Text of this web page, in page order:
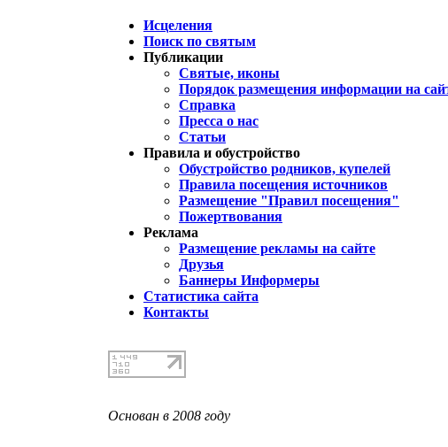
Исцеления
Поиск по святым
Публикации
Святые, иконы
Порядок размещения информации на
Справка
Пресса о нас
Статьи
Правила и обустройство
Обустройство родников, купелей
Правила посещения источников
Размещение "Правил посещения"
Пожертвования
Реклама
Размещение рекламы на сайте
Друзья
Баннеры Информеры
Статистика сайта
Контакты
Основан в 2008 году